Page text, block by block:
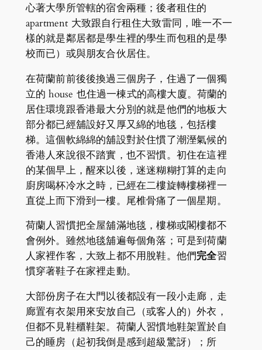
心著大學所管轄的宿舍兩種；後者租住的
apartment 大致跟自行租住大致雷同，唯一不一
樣的就是鄰居都是學生裡的學生而包租的是學
校而已）或與朋友合伙居住。
在荷蘭前前後後換過三個房子，住過了一個獨
立的 house 也住過一棟式的高樓大廈。荷蘭的
居住環境跟香港最大分別的就是他們的地板大
部分都已經舖設好又厚又綿的地毯，包括樓
梯。這個軟綿綿的舖設對於住慣了潮溼氣候的
香港人來說很不踏實，也不習慣。初住在這裡
的某個早上，醒來以後，迷迷糊糊打算的走向
廚房喝杯冷水之時，已經在二樓旋轉樓梯裡一
直從上而下滑到一樓。尾椎骨痛了一個星期。
荷蘭人習慣把全屋舖滿地毯，樓梯或閣樓都不
會例外。雖然地毯舖遍每個角落；可是到荷蘭
人家裡作客，大致上都不用脫鞋。他們完全習
慣穿著鞋子在家裡走動。
大部份房子在大門以後都設有一段小走廊，走
廊置有衣架用來安放自己（或客人的）外衣，
但都不見鞋櫃鞋架。荷蘭人習慣地鞋架置於自
己的睡房（起初我倒是感到超級驚訝）；所